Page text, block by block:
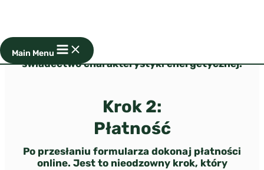
Main Menu
wypełniając krótki
podstawie nasz specjalista przygotuje
świadectwo charakterystyki energetycznej.
Krok 2:
Płatność
Po przesłaniu formularza dokonaj płatności
online. Jest to nieodzowny krok, który